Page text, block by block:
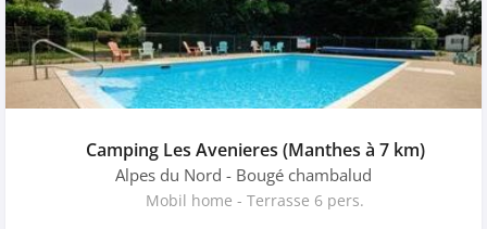
Camping Les Avenieres (Manthes à 7 km)
Alpes du Nord - Bougé chambalud
Mobil home - Terrasse 6 pers.